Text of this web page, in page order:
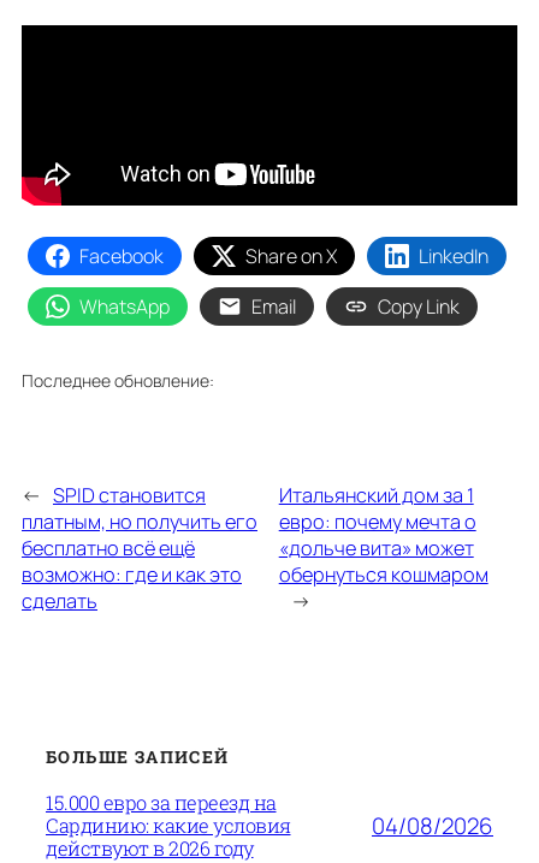
Facebook Share on X
LinkedIn
WhatsApp
Email Copy Link
Последнее обновление:
← SPID становится
платным, но получить его
бесплатно всё ещё
возможно: где и как это
сделать
Итальянский дом за 1
евро: почему мечта о
«дольче вита» может
обернуться кошмаром
→
БОЛЬШЕ ЗАПИСЕЙ
15.000 евро за переезд на
Сардинию: какие условия
действуют в 2026 году
04/08/2026